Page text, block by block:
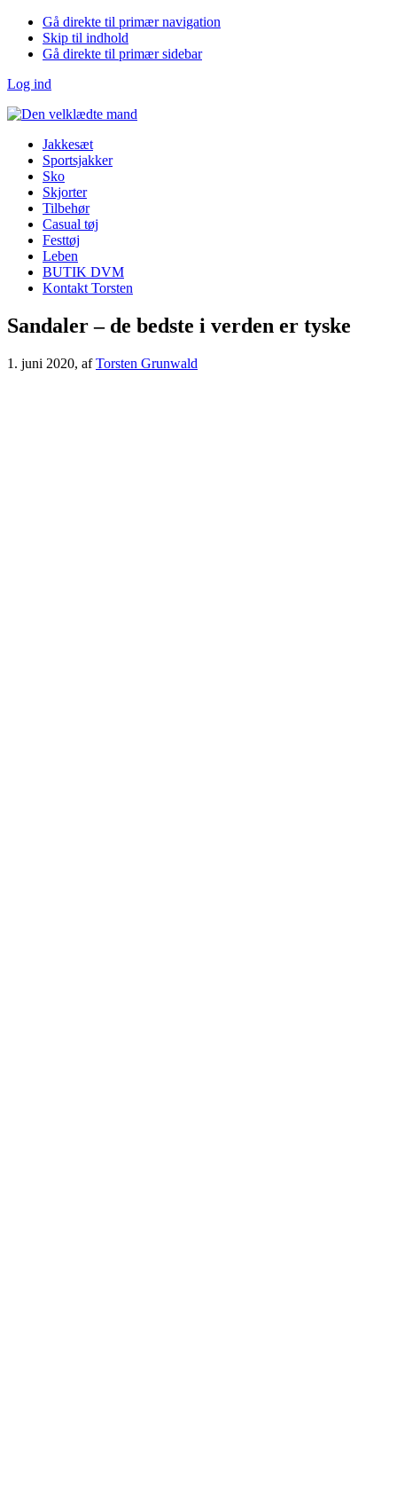
Gå direkte til primær navigation
Skip til indhold
Gå direkte til primær sidebar
Log ind
Jakkesæt
Sportsjakker
Sko
Skjorter
Tilbehør
Casual tøj
Festtøj
Leben
BUTIK DVM
Kontakt Torsten
Sandaler – de bedste i verden er tyske
1. juni 2020, afTorsten Grunwald